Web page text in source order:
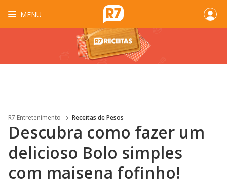
MENU
R7 Entretenimento Receitas de Pesos
Descubra como fazer um
delicioso Bolo simples
com maisena fofinho!